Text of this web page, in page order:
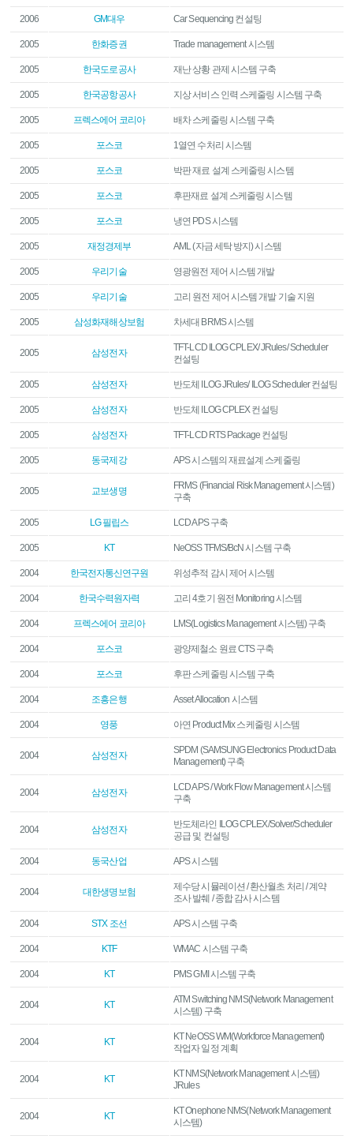
2006 GM대우 Car Sequencing 컨설팅
2005 한화증권 Trade management 시스템
2005 한국도로공사 재난 상황 관제 시스템 구축
2005 한국공항공사 지상 서비스 인력 스케줄링 시스템 구축
2005 프렉스에어 코리아 배차 스케줄링 시스템 구축
2005 포스코 1열연 수처리 시스템
2005 포스코 박판 재료 설계 스케줄링 시스템
2005 포스코 후판재료 설계 스케줄링 시스템
2005 포스코 냉연 PDS 시스템
2005 재정경제부 AML (자금 세탁 방지) 시스템
2005 우리기술 영광원전 제어 시스템 개발
2005 우리기술 고리 원전 제어 시스템 개발 기술 지원
2005 삼성화재해상보험 차세대 BRMS 시스템
2005 삼성전자
TFT-LCD ILOG CPLEX/ JRules/ Scheduler
컨설팅
2005 삼성전자 반도체 ILOG JRules/ ILOG Scheduler 컨설팅
2005 삼성전자 반도체 ILOG CPLEX 컨설팅
2005 삼성전자 TFT-LCD RTS Package 컨설팅
2005 동국제강 APS 시스템의 재료설계 스케줄링
2005 교보생명
FRMS (Financial Risk Management 시스템)
구축
2005 LG 필립스 LCD APS 구축
2005 KT NeOSS TFMS/BcN 시스템 구축
2004 한국전자통신연구원 위성추적 감시 제어 시스템
2004 한국수력원자력 고리 4호기 원전 Monitoring 시스템
2004 프렉스에어 코리아 LMS(Logistics Management 시스템) 구축
2004 포스코 광양제철소 원료 CTS 구축
2004 포스코 후판 스케줄링 시스템 구축
2004 조흥은행 Asset Allocation 시스템
2004 영풍 아연 Product Mix 스케줄링 시스템
2004 삼성전자
SPDM (SAMSUNG Electronics Product Data
Management) 구축
2004 삼성전자
LCD APS / Work Flow Management 시스템
구축
2004 삼성전자
반도체라인 ILOG CPLEX/Solver/Scheduler
공급 및 컨설팅
2004 동국산업 APS 시스템
2004 대한생명보험
제수당 시뮬레이션 / 환산월초 처리 / 계약
조사 발췌 / 종합 감사 시스템
2004 STX 조선 APS 시스템 구축
2004 KTF WMAC 시스템 구축
2004 KT PMS GMI 시스템 구축
2004 KT
ATM Switching NMS(Network Management
시스템) 구축
2004 KT
KT NeOSS WM(Workforce Management)
작업자 일정 계획
2004 KT
KT NMS(Network Management 시스템)
JRules
2004 KT
KT Onephone NMS(Network Management
시스템)